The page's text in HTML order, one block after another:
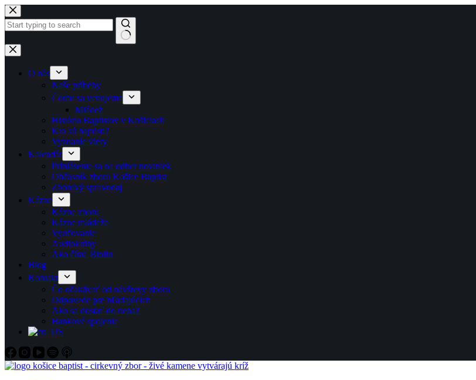
Skip to content
No results
O nás
Naše príbehy
Čomu sa venujeme
Mládež
História Baptistov v Košiciach
Kto sú baptisti?
Vyznanie viery
Kalendár
Prihlásenie sa na odber noviniek
Občasník zboru Košice Baptist
Zborový spravodaj
Kázne
Kázne zboru
Kázne mládeže
Vyučovanie
Audioknihy
Ako čítať Bibliu
Blog
Kontakt
Čo očakávať od návštevy zboru
Odpovede pre hľadajúcich
Ako sa dostať do neba?
Bankové spojenie